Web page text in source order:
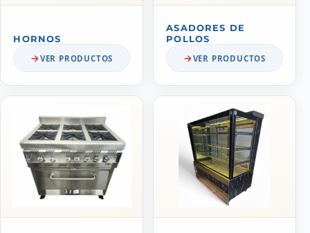
HORNOS
VER PRODUCTOS
ASADORES DE
POLLOS
VER PRODUCTOS